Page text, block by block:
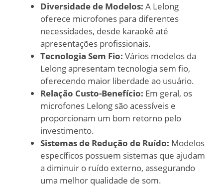
Diversidade de Modelos: A Lelong
oferece microfones para diferentes
necessidades, desde karaokê até
apresentações profissionais.
Tecnologia Sem Fio: Vários modelos da
Lelong apresentam tecnologia sem fio,
oferecendo maior liberdade ao usuário.
Relação Custo-Benefício: Em geral, os
microfones Lelong são acessíveis e
proporcionam um bom retorno pelo
investimento.
Sistemas de Redução de Ruído: Modelos
específicos possuem sistemas que ajudam
a diminuir o ruído externo, assegurando
uma melhor qualidade de som.